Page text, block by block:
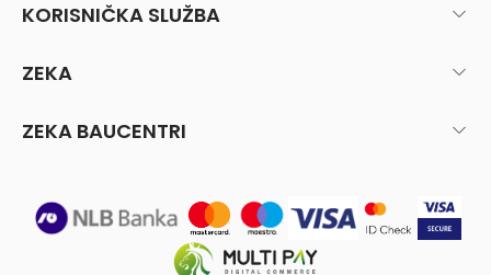
KORISNIČKA SLUŽBA
ZEKA
ZEKA BAUCENTRI